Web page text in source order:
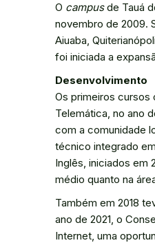
O campusde Tauá
novembro de 2009.
Aiuaba,
foi iniciada a
Desenvolvimento
Os primeiros
Telemática, no ano
com a comunidade
técnico integrado
Inglês, iniciados em
médio quanto na
Também em 2018
ano de 2021, o
Internet, uma